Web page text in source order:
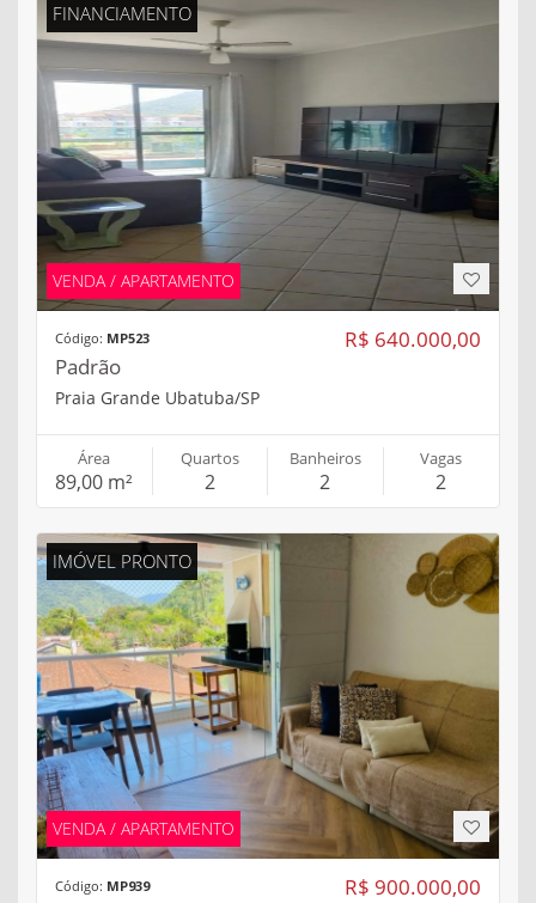
FINANCIAMENTO
VENDA / APARTAMENTO
R$ 640.000,00
Código: MP523
Padrão
Praia Grande Ubatuba/SP
Área
89,00 m²
Quartos
2
Banheiros
2
Vagas
2
IMÓVEL PRONTO
VENDA / APARTAMENTO
R$ 900.000,00
Código: MP939